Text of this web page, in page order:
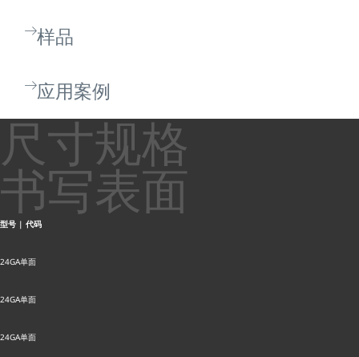
样品
应用案例
尺寸规格
书写表面
型号 | 代码
24GA单面
24GA单面
24GA单面